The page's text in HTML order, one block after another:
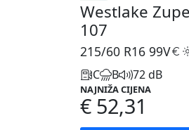
Westlake
107
215/60 R16 99V
C B 72 dB
NAJNIŽA CIJENA
€ 52,31